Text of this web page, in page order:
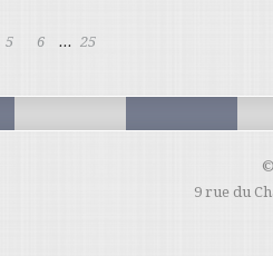
5 6 ... 25
©
9 rue du